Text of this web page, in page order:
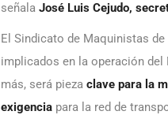
señala José Luis Cejudo,
El Sindicato de Maquinistas
implicados en la operación
más, será pieza clave para la
exigencia para la red de